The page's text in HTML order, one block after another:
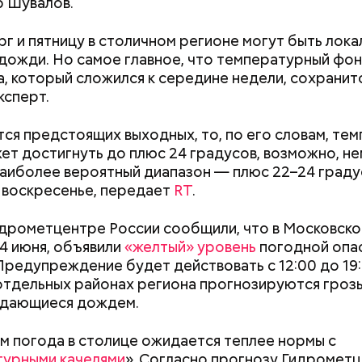
и пятницу в столичном регионе могут быть
Но самое главное, что температурный
который сложился к середине недели,
предстоящих выходных, то, по его словам,
достигнуть до плюс 24 градусов, возможно,
вероятный диапазон — плюс 22–24
передает RT.
России сообщили, что в
июня, объявили «желтый» уровень погодной
будет действовать с 12:00 до
районах региона прогнозируются
дождем.
погода в столице ожидается теплее нормы с
царит идеальная чистота. От белоснежных
немного рябит в глазах. Мы находимся в
цехе. Сотрудники присвоили ему
падает на большие машины, поставленные
музыкальными фестивалями прошлого
которые были очень популярны в Москве
Чаще всего они проходили в важные дни
— на Масленицу, в Пасхальную и Троицкую
представлениями. В Москве главной
для таких «фестивалей» долгое время был
затем — Девичье поле. В программу
выступления, но и комические пьесы,
и многое другое.
Как предотвратить развитие
проявляется